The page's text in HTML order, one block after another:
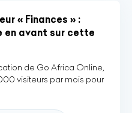
« Finances » :
en avant sur cette
de Go Africa Online,
visiteurs par mois pour